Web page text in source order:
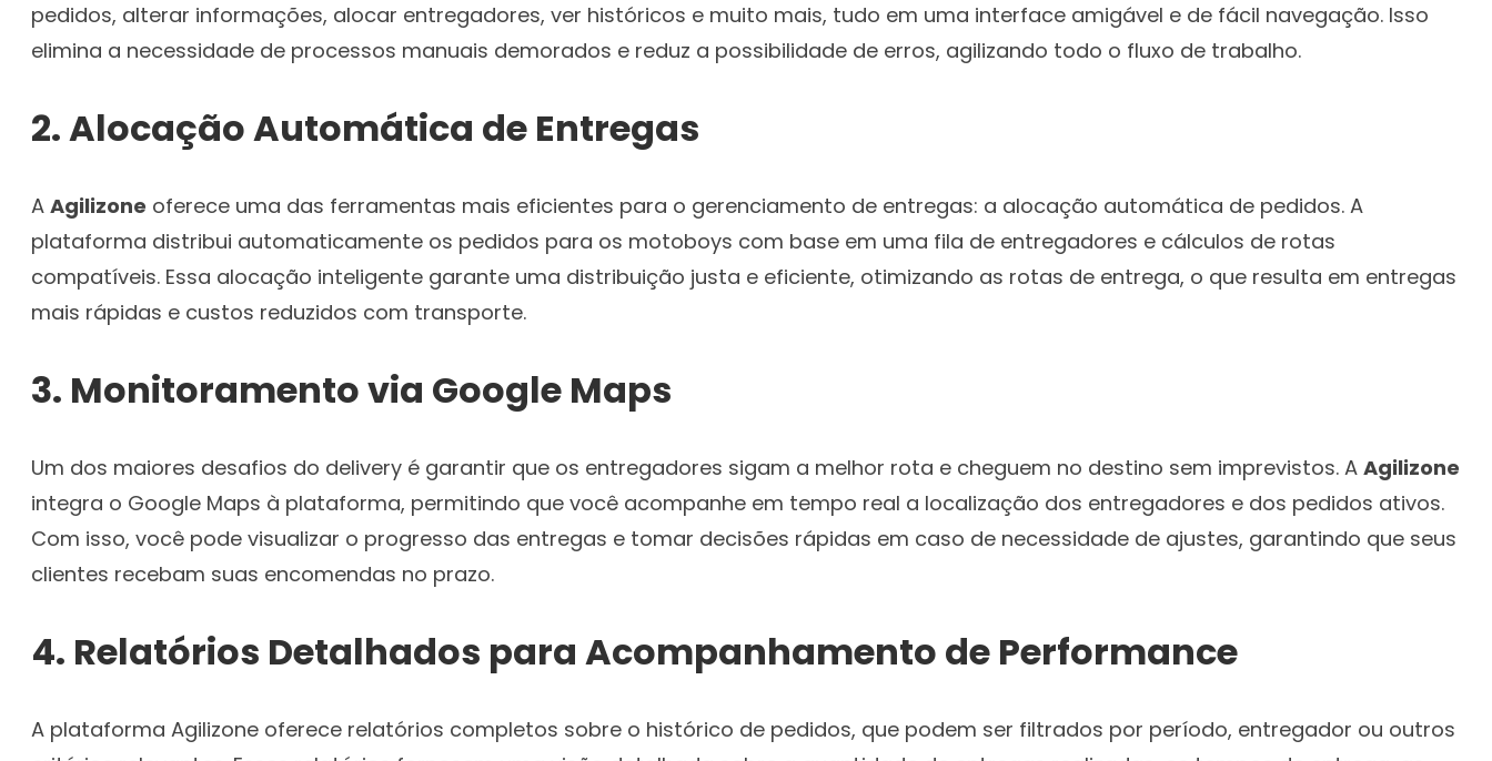
pedidos, alterar informações, alocar entregadores, ver históricos e muito mais, tudo em uma interface amigável e de fácil navegação. Isso
elimina a necessidade de processos manuais demorados e reduz a possibilidade de erros, agilizando todo o fluxo de trabalho.
2.Alocação Automática de Entregas
A Agilizone oferece uma das ferramentas mais eficientes para o gerenciamento de entregas: a alocação automática de pedidos. A
plataforma distribui automaticamente os pedidos para os motoboys com base em uma fila de entregadores e cálculos de rotas
compatíveis. Essa alocação inteligente garante uma distribuição justa e eficiente, otimizando as rotas de entrega, o que resulta em entregas
mais rápidas e custos reduzidos com transporte.
3. Monitoramento via Google Maps
Um dos maiores desafios do delivery é garantir que os entregadores sigam a melhor rota e cheguem no destino sem imprevistos. A Agilizone
integra o Google Maps à plataforma, permitindo que você acompanhe em tempo real a localização dos entregadores e dos pedidos ativos.
Com isso, você pode visualizar o progresso das entregas e tomar decisões rápidas em caso de necessidade de ajustes, garantindo que seus
clientes recebam suas encomendas no prazo.
4. Relatórios Detalhados para Acompanhamento de Performance
A plataforma Agilizone oferece relatórios completos sobre o histórico de pedidos, que podem ser filtrados por período, entregador ou outros